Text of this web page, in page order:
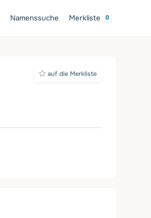
Namenssuche Merkliste
auf die Merkliste